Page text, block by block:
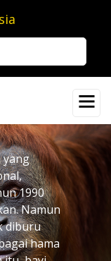
yang
1990
Namun
diburu
hama